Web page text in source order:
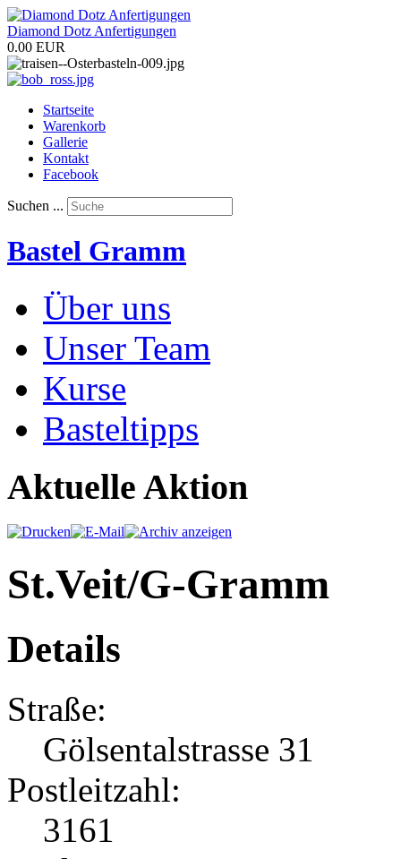
Diamond Dotz Anfertigungen
0.00 EUR
Startseite
Warenkorb
Gallerie
Kontakt
Facebook
Suchen ...
Bastel Gramm
Über uns
Unser Team
Kurse
Basteltipps
Aktuelle Aktion
St.Veit/G-Gramm
Details
Straße:
Gölsentalstrasse 31
Postleitzahl:
3161